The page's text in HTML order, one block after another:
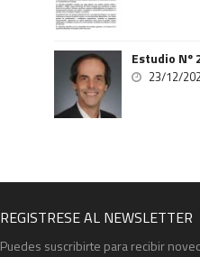
Estudio Nº
23/12/
REGISTRESE AL NEWSLETTER
Puedes suscribirte para recibir